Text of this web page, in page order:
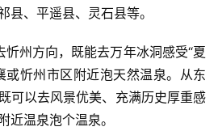
县、平遥县、灵石县等。
州方向，既能去万年冰洞感受“夏
或忻州市区附近泡天然温泉。从东
可以去风景优美、充满历史厚重感
近温泉泡个温泉。